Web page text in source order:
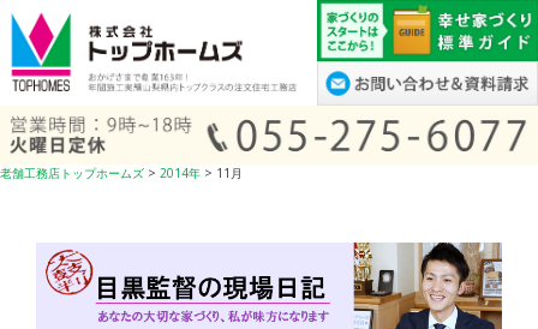
コ
テ
ツ
へ
老舗工務店トップホームズ > 2014年 > 11月